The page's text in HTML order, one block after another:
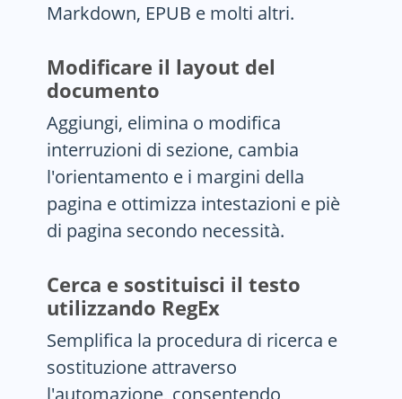
Markdown, EPUB e molti altri.
Modificare il layout del
documento
Aggiungi, elimina o modifica
interruzioni di sezione, cambia
l'orientamento e i margini della
pagina e ottimizza intestazioni e piè
di pagina secondo necessità.
Cerca e sostituisci il testo
utilizzando RegEx
Semplifica la procedura di ricerca e
sostituzione attraverso